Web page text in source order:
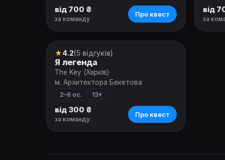
від 700 ₴
за команду
Про квест від
за
Квест
★4.2(5 відгуків)
Я легенда
The Key (Харків)·
м. Архитектора Бекетова
2–6 ос. 13+
від 300 ₴
за команду
Про квест